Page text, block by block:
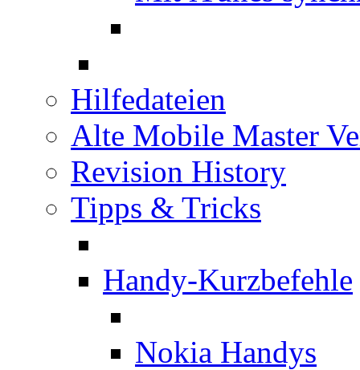
Hilfedateien
Alte Mobile Master
Revision History
Tipps & Tricks
Handy-Kurzbefehle
Nokia Handys